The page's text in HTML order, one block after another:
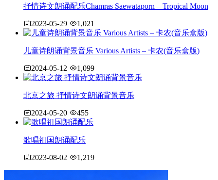
抒情诗文朗诵配乐Chamras Saewataporn – Tropical Moon
2023-05-29 1,021
儿童诗朗诵背景音乐 Various Artists – 卡农(音乐盒版)
2024-05-12 1,099
北京之旅 抒情诗文朗诵背景音乐
2024-05-20 455
歌唱祖国朗诵配乐
2023-08-02 1,219